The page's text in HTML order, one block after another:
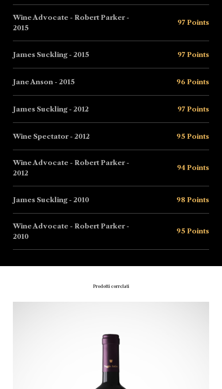
Wine Advocate - Robert Parker -
2015
97 Points
James Suckling - 2015 97 Points
Jane Anson - 2015 96 Points
James Suckling - 2012 97 Points
Wine Spectator - 2012 95 Points
Wine Advocate - Robert Parker -
2012
94 Points
James Suckling - 2010 98 Points
Wine Advocate - Robert Parker -
2010
95 Points
Prodotti correlati